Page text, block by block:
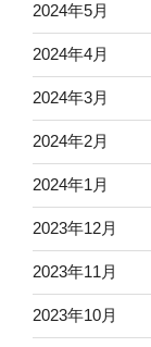
2024年5月
2024年4月
2024年3月
2024年2月
2024年1月
2023年12月
2023年11月
2023年10月